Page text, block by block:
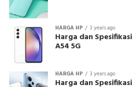
HARGA HP 3 years ago
Harga dan
A54 5G
HARGA HP 3 years ago
Harga dan